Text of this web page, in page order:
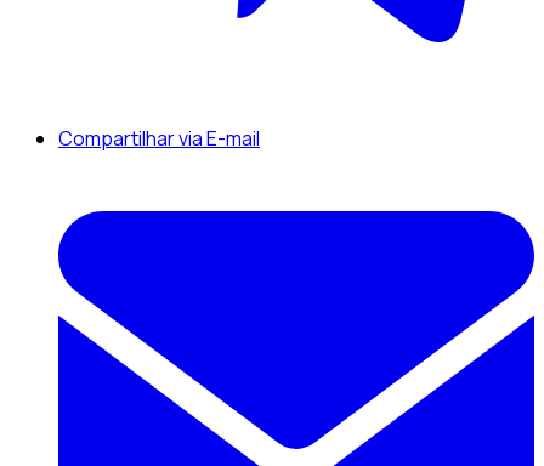
Compartilhar via E-mail